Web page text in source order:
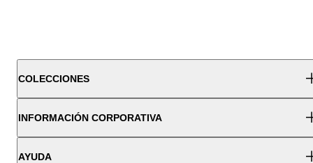
COLECCIONES
INFORMACIÓN CORPORATIVA
AYUDA